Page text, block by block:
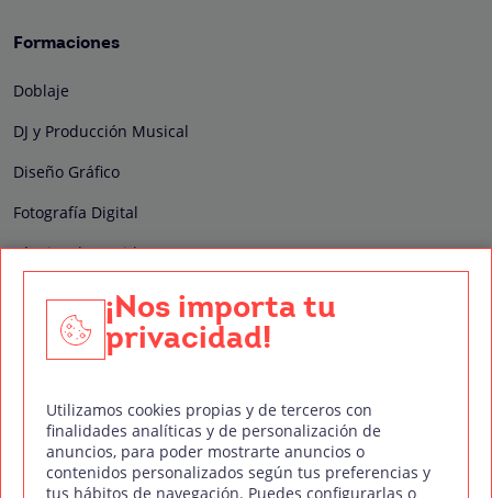
Formaciones
Doblaje
DJ y Producción Musical
Diseño Gráfico
Fotografía Digital
Técnico de Sonido
Edición y Postproducción de Vídeo
Nuestros sellos de calidad
Síguenos en Redes Sociales
¡Nos importa tu
privacidad!
Utilizamos cookies propias y de terceros con
finalidades analíticas y de personalización de
anuncios, para poder mostrarte anuncios o
contenidos personalizados según tus preferencias y
tus hábitos de navegación. Puedes configurarlas o